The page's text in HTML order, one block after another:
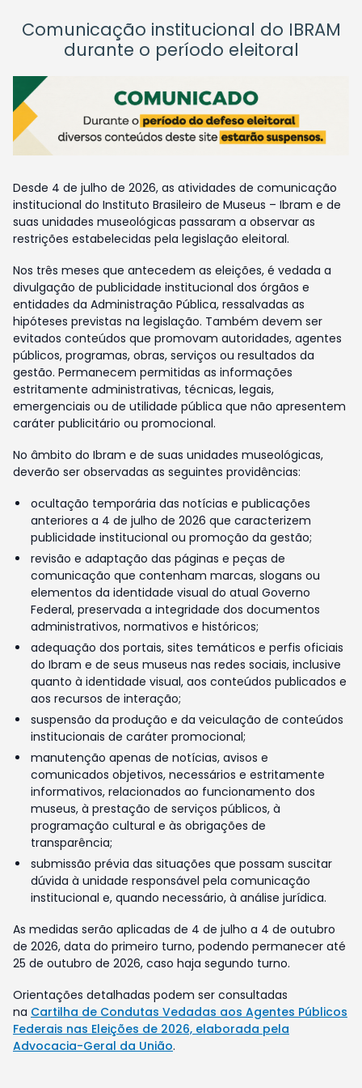
Comunicação institucional do IBRAM
durante o período eleitoral
Desde 4 de julho de 2026, as atividades de comunicação
institucional do Instituto Brasileiro de Museus – Ibram e de
suas unidades museológicas passaram a observar as
restrições estabelecidas pela legislação eleitoral.
Nos três meses que antecedem as eleições, é vedada a
divulgação de publicidade institucional dos órgãos e
entidades da Administração Pública, ressalvadas as
hipóteses previstas na legislação. Também devem ser
evitados conteúdos que promovam autoridades, agentes
públicos, programas, obras, serviços ou resultados da
gestão. Permanecem permitidas as informações
estritamente administrativas, técnicas, legais,
emergenciais ou de utilidade pública que não apresentem
caráter publicitário ou promocional.
No âmbito do Ibram e de suas unidades museológicas,
deverão ser observadas as seguintes providências:
ocultação temporária das notícias e publicações
anteriores a 4 de julho de 2026 que caracterizem
publicidade institucional ou promoção da gestão;
revisão e adaptação das páginas e peças de
comunicação que contenham marcas, slogans ou
elementos da identidade visual do atual Governo
Federal, preservada a integridade dos documentos
administrativos, normativos e históricos;
adequação dos portais, sites temáticos e perfis oficiais
do Ibram e de seus museus nas redes sociais, inclusive
quanto à identidade visual, aos conteúdos publicados e
aos recursos de interação;
suspensão da produção e da veiculação de conteúdos
institucionais de caráter promocional;
manutenção apenas de notícias, avisos e
comunicados objetivos, necessários e estritamente
informativos, relacionados ao funcionamento dos
museus, à prestação de serviços públicos, à
programação cultural e às obrigações de
transparência;
submissão prévia das situações que possam suscitar
dúvida à unidade responsável pela comunicação
institucional e, quando necessário, à análise jurídica.
As medidas serão aplicadas de 4 de julho a 4 de outubro
de 2026, data do primeiro turno, podendo permanecer até
25 de outubro de 2026, caso haja segundo turno.
Orientações detalhadas podem ser consultadas
na Cartilha de Condutas Vedadas aos Agentes Públicos
Federais nas Eleições de 2026, elaborada pela
Advocacia-Geral da União.